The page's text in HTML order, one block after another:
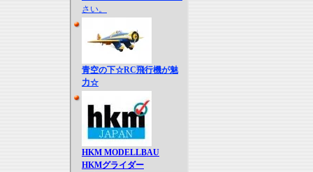
さい。
青空の下☆RC飛行機が魅
力☆
HKM MODELLBAU
HKMグライダー